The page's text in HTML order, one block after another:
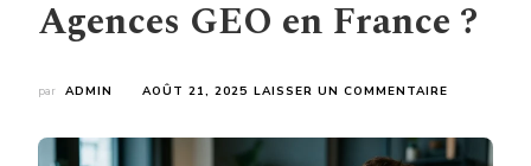
Agences GEO en France ?
par ADMIN AOÛT 21, 2025 LAISSER UN COMMENTAIRE
CONCRETS